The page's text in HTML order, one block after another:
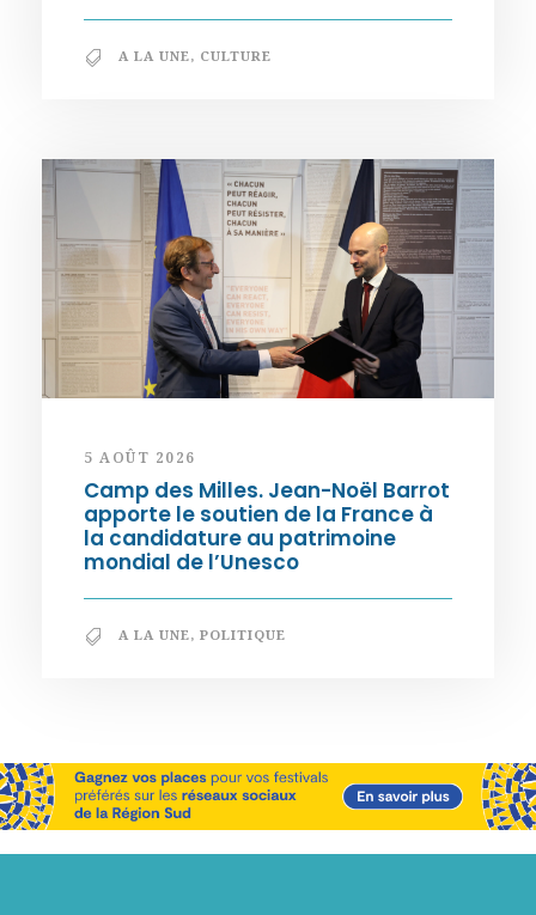
A LA UNE, CULTURE
5 AOÛT 2026
Camp des Milles. Jean-Noël Barrot
apporte le soutien de la France à
la candidature au patrimoine
mondial de l’Unesco
A LA UNE, POLITIQUE